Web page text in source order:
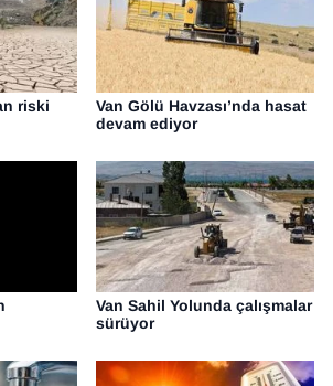
riski
Van Gölü Havzası’nda hasat
devam ediyor
Van Sahil Yolunda çalışmalar
sürüyor